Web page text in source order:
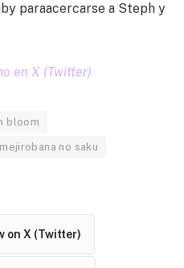
paraacercarse a Steph y
en X (Twitter)
bloom
mejirobana no saku
on X (Twitter)